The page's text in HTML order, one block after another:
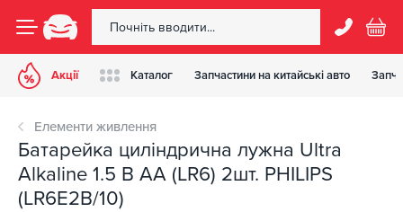
Акції Каталог Запчастини на китайські авто
Елементи живлення
Батарейка циліндрична лужна Ultra
Alkaline 1.5 В AA (LR6) 2шт. PHILIPS
(LR6E2B/10)